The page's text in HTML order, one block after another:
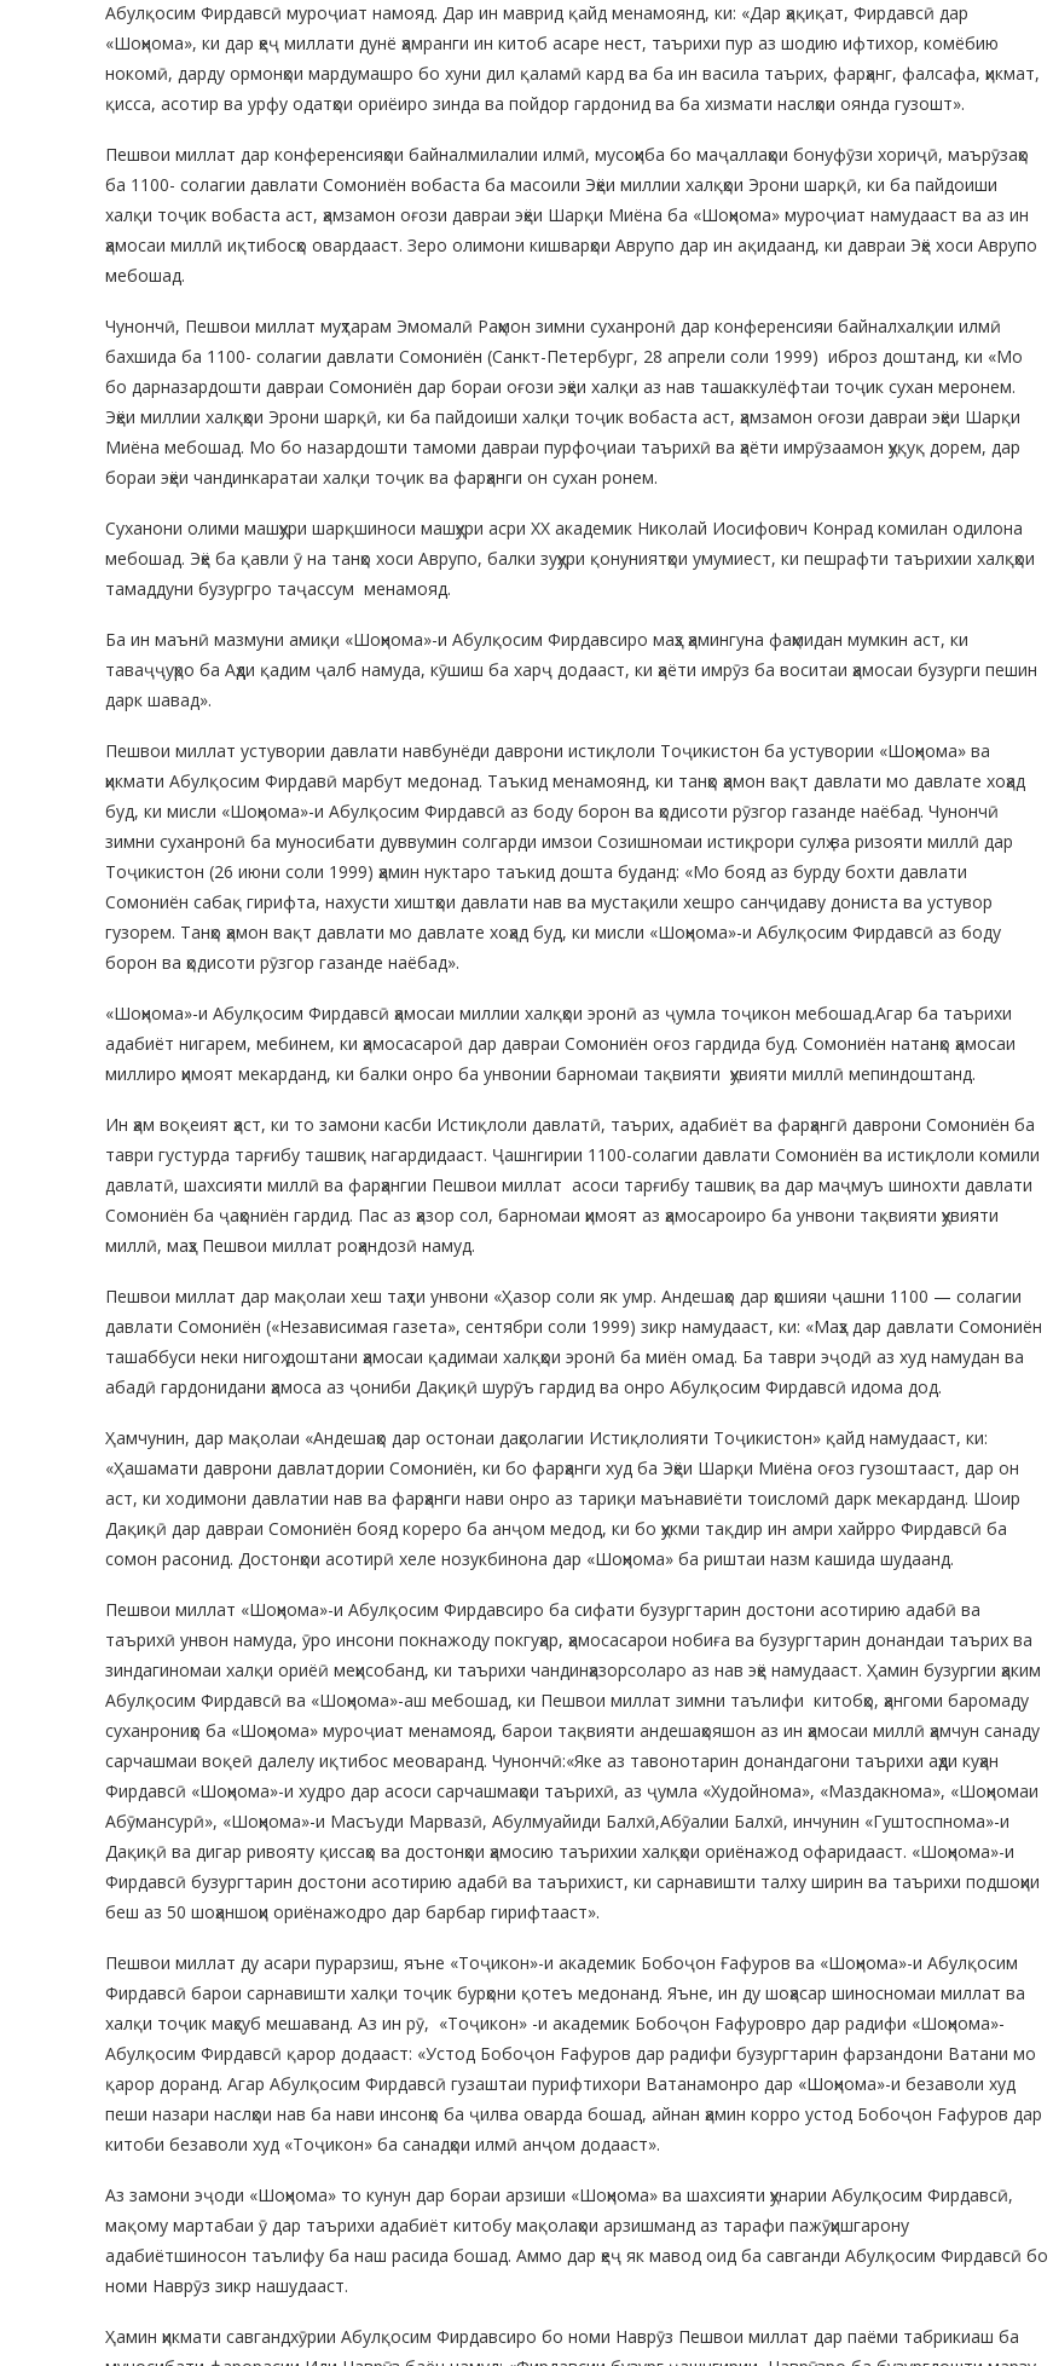
Абулқосим Фирдавсӣ муроҷиат намояд. Дар ин маврид қайд менамоянд, ки: «Дар ҳақиқат, Фирдавсӣ дар
«Шоҳнома», ки дар ҳеҷ миллати дунё ҳамранги ин китоб асаре нест, таърихи пур аз шодию ифтихор, комёбию
нокомӣ, дарду ормонҳои мардумашро бо хуни дил қаламӣ кард ва ба ин васила таърих, фарҳанг, фалсафа, ҳикмат,
қисса, асотир ва урфу одатҳои ориёиро зинда ва пойдор гардонид ва ба хизмати наслҳои оянда гузошт».
Пешвои миллат дар конференсияҳои байналмилалии илмӣ, мусоҳиба бо маҷаллаҳои бонуфӯзи хориҷӣ, маърӯзаҳо
ба 1100- солагии давлати Сомониён вобаста ба масоили Эҳёи миллии халқҳои Эрони шарқӣ, ки ба пайдоиши
халқи тоҷик вобаста аст, ҳамзамон оғози давраи эҳёи Шарқи Миёна ба «Шоҳнома» муроҷиат намудааст ва аз ин
ҳамосаи миллӣ иқтибосҳо овардааст. Зеро олимони кишварҳои Аврупо дар ин ақидаанд, ки давраи Эҳё хоси Аврупо
мебошад.
Чунончӣ, Пешвои миллат муҳтарам Эмомалӣ Раҳмон зимни суханронӣ дар конференсияи байналхалқии илмӣ
бахшида ба 1100- солагии давлати Сомониён (Санкт-Петербург, 28 апрели соли 1999) иброз доштанд, ки «Мо
бо дарназардошти давраи Сомониён дар бораи оғози эҳёи халқи аз нав ташаккулёфтаи тоҷик сухан меронем.
Эҳёи миллии халқҳои Эрони шарқӣ, ки ба пайдоиши халқи тоҷик вобаста аст, ҳамзамон оғози давраи эҳёи Шарқи
Миёна мебошад. Мо бо назардошти тамоми давраи пурфоҷиаи таърихӣ ва ҳаёти имрӯзаамон ҳуқуқ дорем, дар
бораи эҳёи чандинкаратаи халқи тоҷик ва фарҳанги он сухан ронем.
Суханони олими машҳури шарқшиноси машҳури асри ХХ академик Николай Иосифович Конрад комилан одилона
мебошад. Эҳё ба қавли ӯ на танҳо хоси Аврупо, балки зуҳури қонуниятҳои умумиест, ки пешрафти таърихии халқҳои
тамаддуни бузургро таҷассум менамояд.
Ба ин маънӣ мазмуни амиқи «Шоҳнома»-и Абулқосим Фирдавсиро маҳз ҳамингуна фаҳмидан мумкин аст, ки
таваҷҷуҳро ба Аҳди қадим ҷалб намуда, кӯшиш ба харҷ додааст, ки ҳаёти имрӯз ба воситаи ҳамосаи бузурги пешин
дарк шавад».
Пешвои миллат устувории давлати навбунёди даврони истиқлоли Тоҷикистон ба устувории «Шоҳнома» ва
ҳикмати Абулқосим Фирдавӣ марбут медонад. Таъкид менамоянд, ки танҳо ҳамон вақт давлати мо давлате хоҳад
буд, ки мисли «Шоҳнома»-и Абулқосим Фирдавсӣ аз боду борон ва ҳодисоти рӯзгор газанде наёбад. Чунончӣ
зимни суханронӣ ба муносибати дуввумин солгарди имзои Созишномаи истиқрори сулҳ ва ризояти миллӣ дар
Тоҷикистон (26 июни соли 1999) ҳамин нуктаро таъкид дошта буданд: «Мо бояд аз бурду бохти давлати
Сомониён сабақ гирифта, нахусти хиштҳои давлати нав ва мустақили хешро санҷидаву дониста ва устувор
гузорем. Танҳо ҳамон вақт давлати мо давлате хоҳад буд, ки мисли «Шоҳнома»-и Абулқосим Фирдавсӣ аз боду
борон ва ҳодисоти рӯзгор газанде наёбад».
«Шоҳнома»-и Абулқосим Фирдавсӣ ҳамосаи миллии халқҳои эронӣ аз ҷумла тоҷикон мебошад.Агар ба таърихи
адабиёт нигарем, мебинем, ки ҳамосасароӣ дар давраи Сомониён оғоз гардида буд. Сомониён натанҳо ҳамосаи
миллиро ҳимоят мекарданд, ки балки онро ба унвонии барномаи тақвияти ҳувияти миллӣ мепиндоштанд.
Ин ҳам воқеият ҳаст, ки то замони касби Истиқлоли давлатӣ, таърих, адабиёт ва фарҳангӣ даврони Сомониён ба
таври густурда тарғибу ташвиқ нагардидааст. Ҷашнгирии 1100-солагии давлати Сомониён ва истиқлоли комили
давлатӣ, шахсияти миллӣ ва фарҳангии Пешвои миллат асоси тарғибу ташвиқ ва дар маҷмуъ шинохти давлати
Сомониён ба ҷаҳониён гардид. Пас аз ҳазор сол, барномаи ҳимоят аз ҳамосароиро ба унвони тақвияти ҳувияти
миллӣ, маҳз Пешвои миллат роҳандозӣ намуд.
Пешвои миллат дар мақолаи хеш таҳти унвони «Ҳазор соли як умр. Андешаҳо дар ҳошияи ҷашни 1100 — солагии
давлати Сомониён («Независимая газета», сентябри соли 1999) зикр намудааст, ки: «Маҳз дар давлати Сомониён
ташаббуси неки нигоҳ доштани ҳамосаи қадимаи халқҳои эронӣ ба миён омад. Ба таври эҷодӣ аз худ намудан ва
абадӣ гардонидани ҳамоса аз ҷониби Дақиқӣ шурӯъ гардид ва онро Абулқосим Фирдавсӣ идома дод.
Ҳамчунин, дар мақолаи «Андешаҳо дар остонаи даҳсолагии Истиқлолияти Тоҷикистон» қайд намудааст, ки:
«Ҳашамати даврони давлатдории Сомониён, ки бо фарҳанги худ ба Эҳёи Шарқи Миёна оғоз гузоштааст, дар он
аст, ки ходимони давлатии нав ва фарҳанги нави онро аз тариқи маънавиёти тоисломӣ дарк мекарданд. Шоир
Дақиқӣ дар давраи Сомониён бояд кореро ба анҷом медод, ки бо ҳукми тақдир ин амри хайрро Фирдавсӣ ба
сомон расонид. Достонҳои асотирӣ хеле нозукбинона дар «Шоҳнома» ба риштаи назм кашида шудаанд.
Пешвои миллат «Шоҳнома»-и Абулқосим Фирдавсиро ба сифати бузургтарин достони асотирию адабӣ ва
таърихӣ унвон намуда, ӯро инсони покнажоду покгуҳар, ҳамосасарои нобиға ва бузургтарин донандаи таърих ва
зиндагиномаи халқи ориёӣ меҳисобанд, ки таърихи чандинҳазорсоларо аз нав эҳё намудааст. Ҳамин бузургии ҳаким
Абулқосим Фирдавсӣ ва «Шоҳнома»-аш мебошад, ки Пешвои миллат зимни таълифи китобҳо, ҳангоми баромаду
суханрониҳо ба «Шоҳнома» муроҷиат менамояд, барои тақвияти андешаҳояшон аз ин ҳамосаи миллӣ ҳамчун санаду
сарчашмаи воқеӣ далелу иқтибос меоваранд. Чунончӣ:«Яке аз тавонотарин донандагони таърихи аҳди куҳан
Фирдавсӣ «Шоҳнома»-и худро дар асоси сарчашмаҳои таърихӣ, аз ҷумла «Худойнома», «Маздакнома», «Шоҳномаи
Абӯмансурӣ», «Шоҳнома»-и Масъуди Марвазӣ, Абулмуайиди Балхӣ,Абӯалии Балхӣ, инчунин «Гуштоспнома»-и
Дақиқӣ ва дигар ривояту қиссаҳо ва достонҳои ҳамосию таърихии халқҳои ориёнажод офаридааст. «Шоҳнома»-и
Фирдавсӣ бузургтарин достони асотирию адабӣ ва таърихист, ки сарнавишти талху ширин ва таърихи подшоҳии
беш аз 50 шоҳаншоҳи ориёнажодро дар барбар гирифтааст».
Пешвои миллат ду асари пурарзиш, яъне «Тоҷикон»-и академик Бобоҷон Ғафуров ва «Шоҳнома»-и Абулқосим
Фирдавсӣ барои сарнавишти халқи тоҷик бурҳони қотеъ медонанд. Яъне, ин ду шоҳасар шиносномаи миллат ва
халқи тоҷик маҳсуб мешаванд. Аз ин рӯ, «Тоҷикон» -и академик Бобоҷон Fафуровро дар радифи «Шоҳнома»-
Абулқосим Фирдавсӣ қарор додааст: «Устод Бобоҷон Fафуров дар радифи бузургтарин фарзандони Ватани мо
қарор доранд. Агар Абулқосим Фирдавсӣ гузаштаи пурифтихори Ватанамонро дар «Шоҳнома»-и безаволи худ
пеши назари наслҳои нав ба нави инсонҳо ба ҷилва оварда бошад, айнан ҳамин корро устод Бобоҷон Fафуров дар
китоби безаволи худ «Тоҷикон» ба санадҳои илмӣ анҷом додааст».
Аз замони эҷоди «Шоҳнома» то кунун дар бораи арзиши «Шоҳнома» ва шахсияти ҳунарии Абулқосим Фирдавсӣ,
мақому мартабаи ӯ дар таърихи адабиёт китобу мақолаҳои арзишманд аз тарафи пажӯҳишгарону
адабиётшиносон таълифу ба наш расида бошад. Аммо дар ҳеҷ як мавод оид ба савганди Абулқосим Фирдавсӣ бо
номи Наврӯз зикр нашудааст.
Ҳамин ҳикмати савгандхӯрии Абулқосим Фирдавсиро бо номи Наврӯз Пешвои миллат дар паёми табрикиаш ба